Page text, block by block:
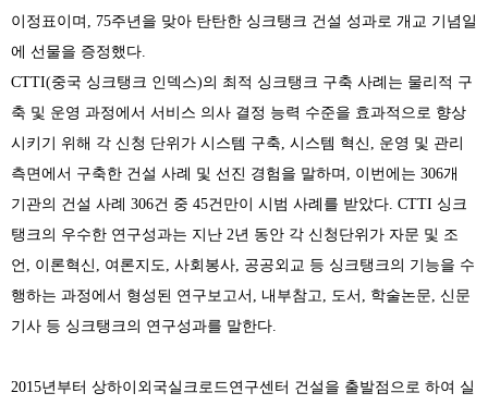
이정표이며 , 75주년을 맞아 탄탄한 싱크탱크 건설 성과로 개교 기념일
에 선물을 증정했다.
CTTI(중국 싱크탱크 인덱스)의 최적 싱크탱크 구축 사례는 물리적 구
축 및 운영 과정에서 서비스 의사 결정 능력 수준을 효과적으로 향상
시키기 위해 각 신청 단위가 시스템 구축, 시스템 혁신 , 운영 및 관리
측면에서 구축한 건설 사례 및 선진 경험을 말하며 , 이번에는 306개
기관의 건설 사례 306건 중 45건만이 시범 사례를 받았다. CTTI 싱크
탱크의 우수한 연구성과는 지난 2년 동안 각 신청단위가 자문 및 조
언 , 이론혁신 , 여론지도, 사회봉사, 공공외교 등 싱크탱크의 기능을 수
행하는 과정에서 형성된 연구보고서 , 내부참고, 도서 , 학술논문, 신문
기사 등 싱크탱크의 연구성과를 말한다.
2015년부터 상하이외국실크로드연구센터 건설을 출발점으로 하여 실